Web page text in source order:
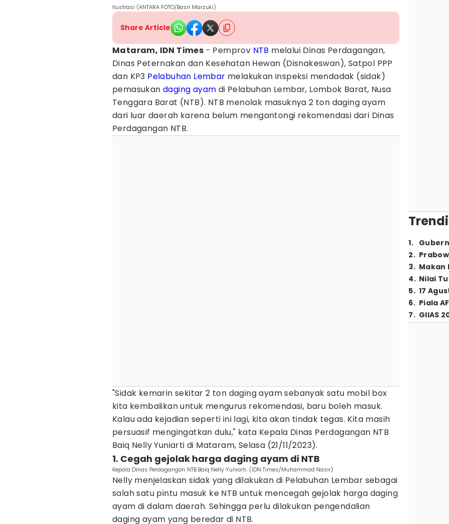
Ilustrasi (ANTARA FOTO/Basri Marzuki)
Share Article
Mataram, IDN Times - Pemprov NTB melalui Dinas Perdagangan,
Dinas Peternakan dan Kesehatan Hewan (Disnakeswan), Satpol PPP
dan KP3 Pelabuhan Lembar melakukan inspeksi mendadak (sidak)
pemasukandaging ayam di Pelabuhan Lembar, Lombok Barat, Nusa
Tenggara Barat (NTB). NTB menolak masuknya 2 ton daging ayam
dari luar daerah karena belum mengantongi rekomendasi dari Dinas
Perdagangan NTB.
"Sidak kemarin sekitar 2 ton daging ayam sebanyak satu mobil box
kita kembalikan untuk mengurus rekomendasi, baru boleh masuk.
Kalau ada kejadian seperti ini lagi, kita akan tindak tegas. Kita masih
persuasif mengingatkan dulu," kata Kepala Dinas Perdagangan NTB
Baiq Nelly Yuniarti di Mataram, Selasa (21/11/2023).
1. Cegah gejolak harga daging ayam di NTB
Kepala Dinas Perdagangan NTB Baiq Nelly Yuniarti. (IDN Times/Muhammad Nasir)
Nelly menjelaskan sidak yang dilakukan di Pelabuhan Lembar sebagai
salah satu pintu masuk ke NTB untuk mencegah gejolak harga daging
ayam di dalam daerah. Sehingga perlu dilakukan pengendalian
daging ayam yang beredar di NTB.
1.
2.
3. Makan
4. Nilai
5. 17
6. Piala
7. GIIAS